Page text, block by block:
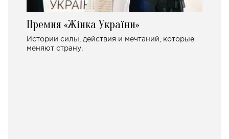
Премия «Жінка України»
Истории силы, действия и мечтаний, которые
меняют страну.